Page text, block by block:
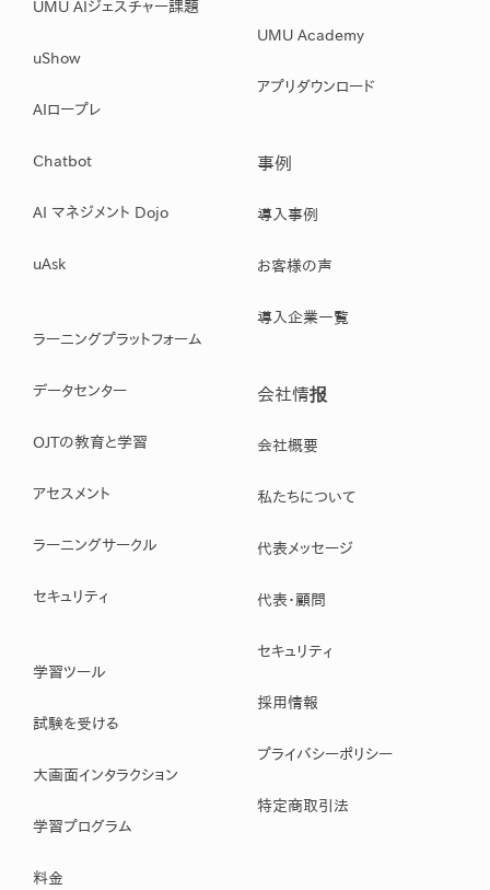
UMU AIジェスチャー課題
uShow
AIロープレ
Chatbot
AI マネジメント Dojo
uAsk
ラーニングプラットフォーム
データセンター
OJTの教育と学習
アセスメント
ラーニングサークル
セキュリティ
学習ツール
試験を受ける
大画面インタラクション
学習プログラム
料金
UMU Academy
アプリダウンロード
事例
導入事例
お客様の声
導入企業一覧
会社情报
会社概要
私たちについて
代表メッセージ
代表・顧問
セキュリティ
採用情報
プライバシーポリシー
特定商取引法